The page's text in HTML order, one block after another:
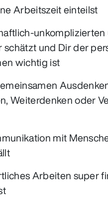
Arbeitszeit einteilst
und Dir der
wichtig ist
Weiterdenken oder
mit
Arbeiten super